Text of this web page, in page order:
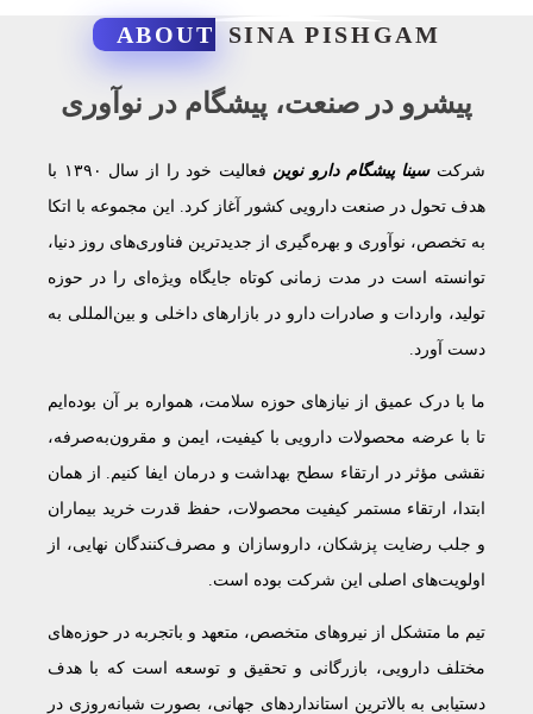
ABOUT SINA PISHGAM
پیشرو در صنعت، پیشگام در نوآوری
شرکتسینا پیشگام دارو نوین
فعالیت خود را از سال ۱۳۹۰ با
هدف تحول در صنعت دارویی کشور آغاز کرد. این مجموعه با اتکا
به تخصص، نوآوری و بهره‌گیری از جدیدترین فناوری‌های روز دنیا،
توانسته است در مدت زمانی کوتاه جایگاه ویژه‌ای را در حوزه
تولید، واردات و صادرات دارو در بازارهای داخلی و بین‌المللی به
دست آورد.
ما با درک عمیق از نیازهای حوزه سلامت، همواره بر آن بوده‌ایم
تا با عرضه محصولات دارویی با کیفیت، ایمن و مقرون‌به‌صرفه،
نقشی مؤثر در ارتقاء سطح بهداشت و درمان ایفا کنیم. از همان
ابتدا، ارتقاء مستمر کیفیت محصولات، حفظ قدرت خرید بیماران
و جلب رضایت پزشکان، داروسازان و مصرف‌کنندگان نهایی، از
اولویت‌های اصلی این شرکت بوده است.
تیم ما متشکل از نیروهای متخصص، متعهد و باتجربه در حوزه‌های
مختلف دارویی، بازرگانی و تحقیق و توسعه است که با هدف
دستیابی به بالاترین استانداردهای جهانی، بصورت شبانه‌روزی در